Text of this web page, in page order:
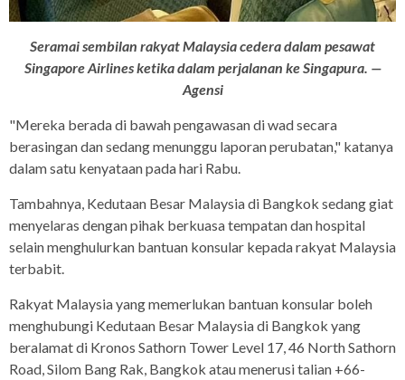
Seramai sembilan rakyat Malaysia cedera dalam pesawat
Singapore Airlines ketika dalam perjalanan ke Singapura. —
Agensi
"Mereka berada di bawah pengawasan di wad secara
berasingan dan sedang menunggu laporan perubatan," katanya
dalam satu kenyataan pada hari Rabu.
Tambahnya, Kedutaan Besar Malaysia di Bangkok sedang giat
menyelaras dengan pihak berkuasa tempatan dan hospital
selain menghulurkan bantuan konsular kepada rakyat Malaysia
terbabit.
Rakyat Malaysia yang memerlukan bantuan konsular boleh
menghubungi Kedutaan Besar Malaysia di Bangkok yang
beralamat di Kronos Sathorn Tower Level 17, 46 North Sathorn
Road, Silom Bang Rak, Bangkok atau menerusi talian +66-